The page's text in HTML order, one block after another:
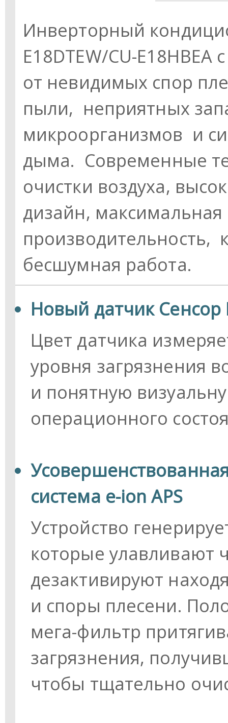
Инверторный
E18DTEW/CU-
от невидимых спор
пыли, неприятных
микроорганизмов и
дыма. Современные
очистки воздуха,
дизайн, максимальная
бесшумная работа.
Новый датчик Сенсор
Цвет датчика
уровня загрязнения
и понятную
операционного
система e-ion APS
Устройство
которые улавливают
дезактивируют
и споры плесени.
мега-фильтр
загрязнения,
чтобы тщательно